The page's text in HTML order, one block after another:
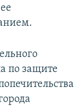
по защите